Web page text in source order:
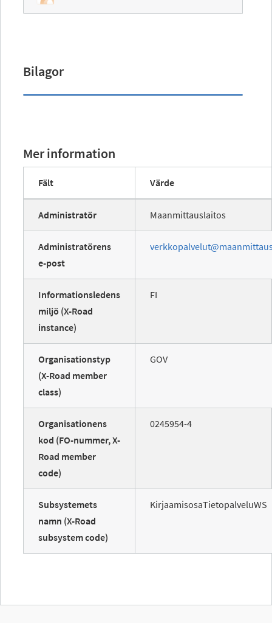
Bilagor
Mer information
Fält Värde
Administratör Maanmittauslaitos
Administratörens
e-post
Informationsledens
miljö (X-Road
instance)
FI
Organisationstyp
(X-Road member
class)
GOV
Organisationens
kod (FO-nummer, X-
Road member
code)
0245954-4
Subsystemets
namn (X-Road
subsystem code)
KirjaamisosaTietopalveluWS